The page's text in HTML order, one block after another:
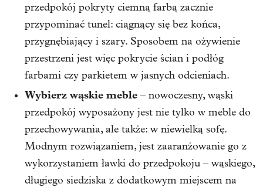
przedpokój pokryty ciemną farbą zacznie
przypominać tunel: ciągnący się bez końca,
przygnębiający i szary. Sposobem na ożywienie
przestrzeni jest więc pokrycie ścian i podłóg
farbami czy parkietem w jasnych odcieniach.
Wybierz wąskie meble – nowoczesny, wąski
przedpokój wyposażony jest nie tylko w meble do
przechowywania, ale także: w niewielką sofę.
Modnym rozwiązaniem, jest zaaranżowanie go z
wykorzystaniem ławki do przedpokoju – wąskiego,
długiego siedziska z dodatkowym miejscem na